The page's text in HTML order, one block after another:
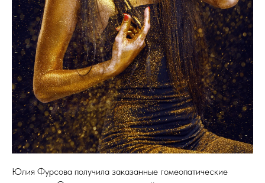
Юлия Фурсова получила заказанные гомеопатические